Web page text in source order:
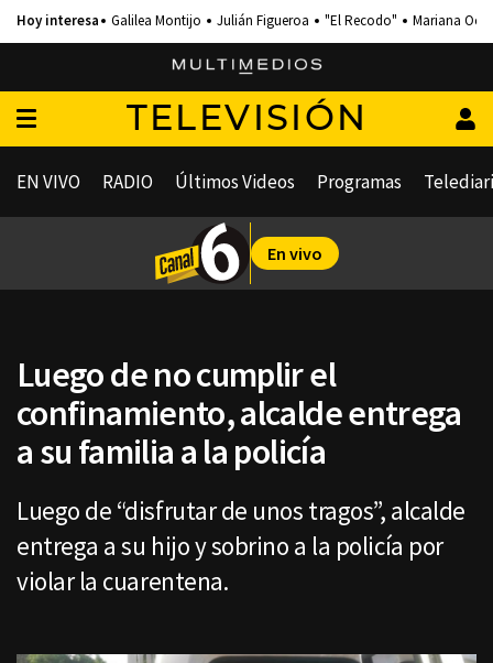
Galilea Montijo Julián Figueroa "El Recodo" Mariana
TELEVISIÓN
EN VIVO RADIO Últimos Videos Programas
En vivo
Luego de no cumplir el
confinamiento, alcalde entrega
a su familia a la policía
Luego de “disfrutar de unos tragos”, alcalde
entrega a su hijo y sobrino a la policía por
violar la cuarentena.